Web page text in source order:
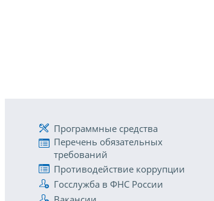
Программные средства
Перечень обязательных
требований
Противодействие коррупции
Госслужба в ФНС России